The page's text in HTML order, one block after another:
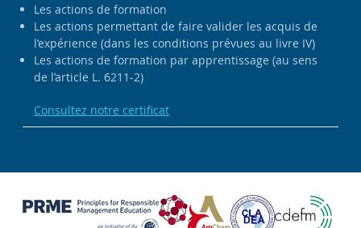
Les actions de formation
Les actions permettant de faire valider les acquis de
l’expérience (dans les conditions prévues au livre IV)
Les actions de formation par apprentissage (au sens
de l’article L. 6211-2)
Consultez notre certificat